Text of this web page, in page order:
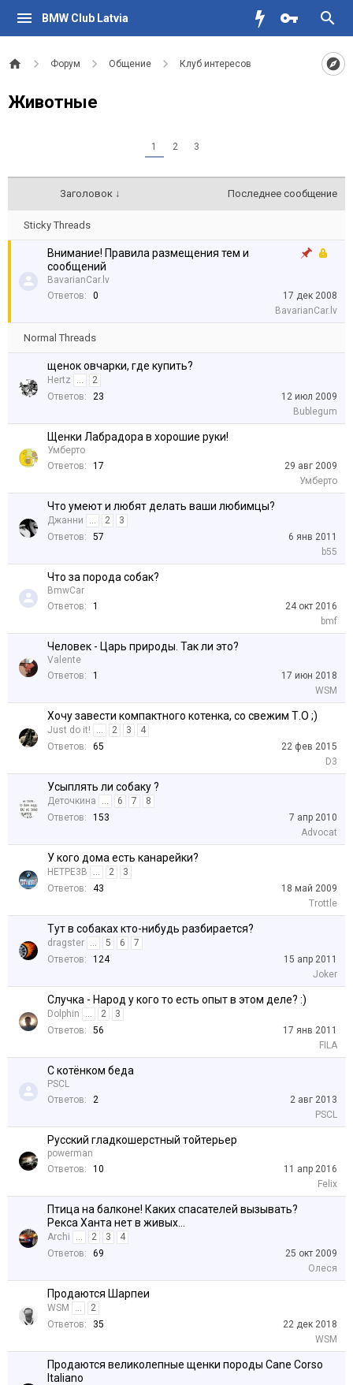
BMW Club Latvia
Форум Общение Клуб интересов
Животные
1 2 3
Заголовок ↓ Последнее сообщение
Sticky Threads
Внимание! Правила размещения тем и
сообщений
BavarianCar.lv
Ответов:
0
17 дек 2008
BavarianCar.lv
Normal Threads
щенок овчарки, где купить?
Hertz ...
2
Ответов:
23
12 июл 2009
Bublegum
Щенки Лабрадора в хорошие руки!
Умберто
Ответов:
17
29 авг 2009
Умберто
Что умеют и любят делать ваши любимцы?
Джанни ... 2
3
Ответов:
57
6 янв 2011
b55
Что за порода собак?
BmwCar
Ответов:
1
24 окт 2016
bmf
Человек - Царь природы. Так ли это?
Valente
Ответов:
1
17 июн 2018
WSM
Хочу завести компактного котенка, со свежим Т.О ;)
Just do it! ... 2 3
4
Ответов:
65
22 фев 2015
D3
Усыплять ли собаку ?
Деточкина ... 6 7
8
Ответов:
153
7 апр 2010
Advocat
У кого дома есть канарейки?
HETPE3B ... 2
3
Ответов:
43
18 май 2009
Trottle
Тут в собаках кто-нибудь разбирается?
dragster ... 5 6
7
Ответов:
124
15 апр 2011
Joker
Случка - Народ у кого то есть опыт в этом деле? :)
Dolphin ... 2
3
Ответов:
56
17 янв 2011
FILA
С котёнком беда
PSCL
Ответов:
2
2 авг 2013
PSCL
Русский гладкошерстный тойтерьер
powerman
Ответов:
10
11 апр 2016
Felix
Птица на балконе! Каких спасателей вызывать?
Рекса Ханта нет в живых...
Archi ... 2 3
4
Ответов:
69
25 окт 2009
Олеся
Продаются Шарпеи
WSM ...
2
Ответов:
35
22 дек 2018
WSM
Продаются великолепные щенки породы Cane Corso
Italiano